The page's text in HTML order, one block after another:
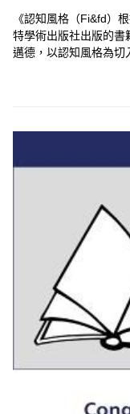
《認知風格（Fi&fd）
特學術出版社出版的書
邁德，以認知風格為切
掌握數學知識。適合